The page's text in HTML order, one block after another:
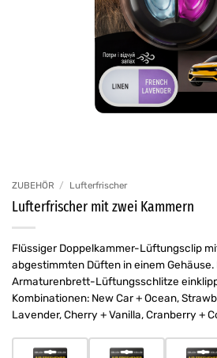
ZUBEHÖR / Lufterfrischer
Lufterfrischer mit zwei Kammern
Flüssiger Doppelkammer-Lüftungsclip
abgestimmten Düften in einem Gehäuse.
Armaturenbrett-Lüftungsschlitze
Kombinationen: New Car + Ocean,
Lavender, Cherry + Vanilla, Cranberry +